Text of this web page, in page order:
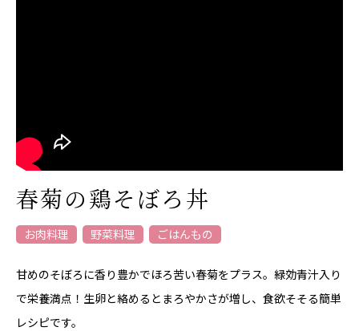
春菊の鶏そぼろ丼
お肉料理 野菜料理 ごはんもの
甘めのそぼろに香り豊かでほろ苦い春菊をプラス。緑効青汁入り
で栄養満点！生卵と絡めるとまろやかさが増し、食欲そそる簡単
レシピです。